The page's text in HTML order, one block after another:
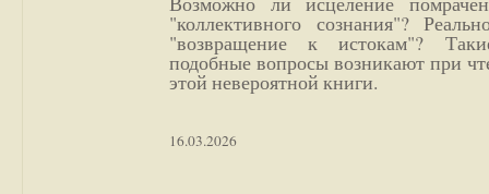
"коллективного сознания"?
"возвращение к истокам"?
подобные вопросы возникают при
этой невероятной книги.
16.03.2026